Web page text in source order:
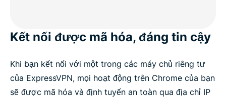
Kết nối được mã hóa, đáng tin cậy
Khi bạn kết nối với một trong các máy chủ riêng tư
của ExpressVPN, mọi hoạt động trên Chrome của bạn
sẽ được mã hóa và định tuyến an toàn qua địa chỉ IP